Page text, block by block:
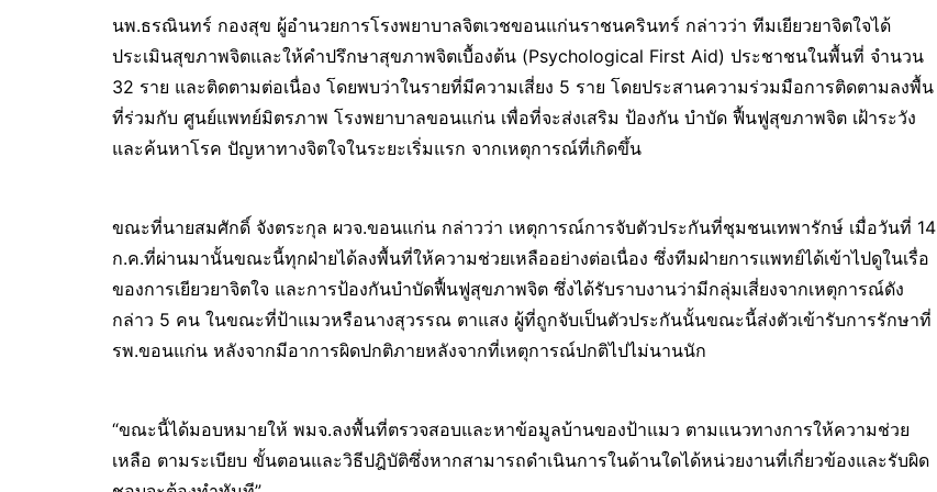
นพ.ธรณินทร์ กองสุข ผู้อำนวยการโรงพยาบาลจิตเวชขอนแก่นราชนครินทร์ กล่าวว่า ทีมเยียวยาจิตใจได้
ประเมินสุขภาพจิตและให้คำปรึกษาสุขภาพจิตเบื้องต้น (Psychological First Aid) ประชาชนในพื้นที่ จำนวน
32 ราย และติดตามต่อเนื่อง โดยพบว่าในรายที่มีความเสี่ยง 5 ราย โดยประสานความร่วมมือการติดตามลงพื้น
ที่ร่วมกับ ศูนย์แพทย์มิตรภาพ โรงพยาบาลขอนแก่น เพื่อที่จะส่งเสริม ป้องกัน บำบัด ฟื้นฟูสุขภาพจิต เฝ้าระวัง
และค้นหาโรค ปัญหาทางจิตใจในระยะเริ่มแรก จากเหตุการณ์ที่เกิดขึ้น
ขณะที่นายสมศักดิ์ จังตระกุล ผวจ.ขอนแก่น กล่าวว่า เหตุการณ์การจับตัวประกันที่ชุมชนเทพารักษ์ เมื่อวันที่ 14
ก.ค.ที่ผ่านมานั้นขณะนี้ทุกฝ่ายได้ลงพื้นที่ให้ความช่วยเหลืออย่างต่อเนื่อง ซึ่งทีมฝ่ายการแพทย์ได้เข้าไปดูในเรื่อ
ของการเยียวยาจิตใจ และการป้องกันบำบัดฟื้นฟูสุขภาพจิต ซึ่งได้รับราบงานว่ามีกลุ่มเสี่ยงจากเหตุการณ์ดัง
กล่าว 5 คน ในขณะที่ป้าแมวหรือนางสุวรรณ ตาแสง ผู้ที่ถูกจับเป็นตัวประกันนั้นขณะนี้ส่งตัวเข้ารับการรักษาที่
รพ.ขอนแก่น หลังจากมีอาการผิดปกติภายหลังจากที่เหตุการณ์ปกติไปไม่นานนัก
“ขณะนี้ได้มอบหมายให้ พมจ.ลงพื้นที่ตรวจสอบและหาข้อมูลบ้านของป้าแมว ตามแนวทางการให้ความช่วย
เหลือ ตามระเบียบ ขั้นตอนและวิธีปฎิบัติซึ่งหากสามารถดำเนินการในด้านใดได้หน่วยงานที่เกี่ยวข้องและรับผิด